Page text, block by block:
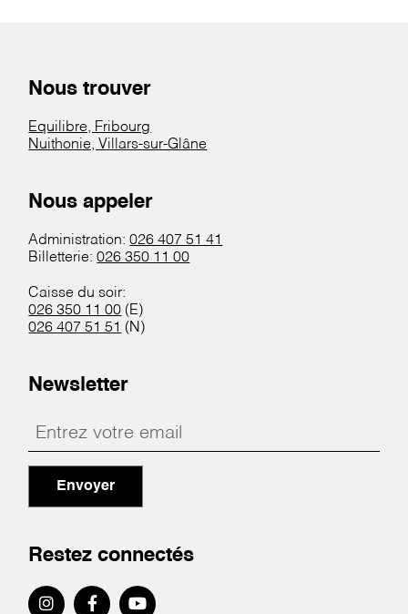
Nous trouver
Equilibre, Fribourg
Nuithonie, Villars-sur-Glâne
Nous appeler
Administration:026 407 51 41
Billetterie:026 350 11 00
Caisse du soir:
026 350 11 00 (E)
026 407 51 51 (N)
Newsletter
Envoyer
Restez connectés